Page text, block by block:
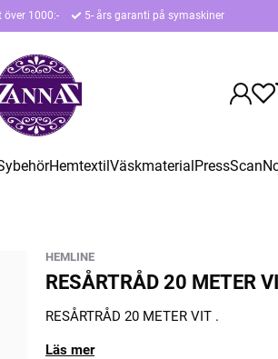
över 1000:- 5- års garanti på symaskiner
HemtextilVäskmaterialPress
HEMLINE
RESÅRTRÅD 20 METER
RESÅRTRÅD 20 METER VIT .
Läs mer